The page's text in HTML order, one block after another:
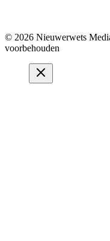
© 2026 Nieuwerwets
voorbehouden